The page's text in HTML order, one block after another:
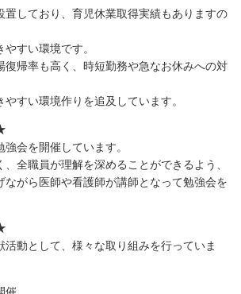
置しており、育児休業取得実績もありますの
すい環境です。
復帰率も高く、時短勤務や急なお休みへの対
すい環境作りを追及しています。
会を開催しています。
全職員が理解を深めることができるよう、
ながら医師や看護師が講師となって勉強会を
活動として、様々な取り組みを行っていま